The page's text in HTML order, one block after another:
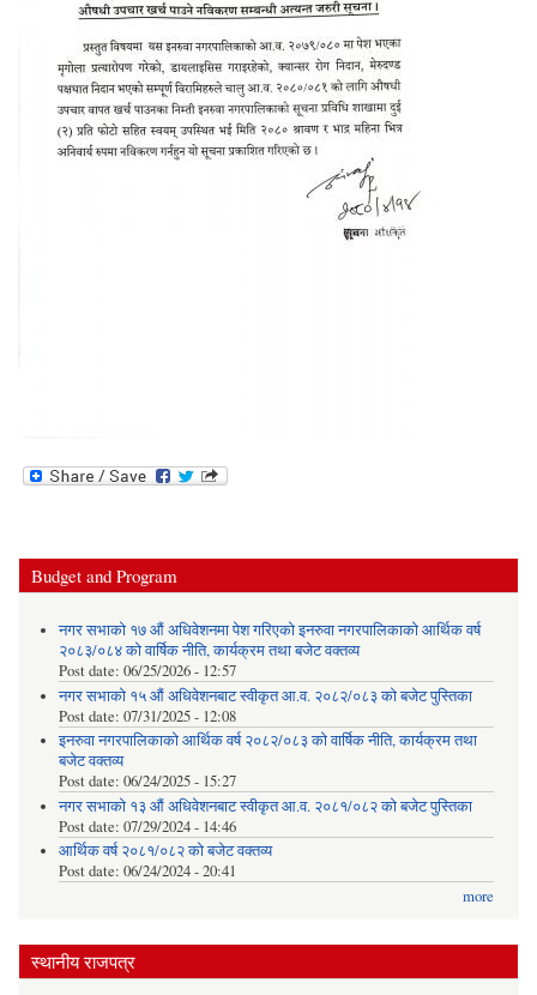
Budget and Program
नगर सभाको १७ औं अधिवेशनमा पेश गरिएको इनरुवा नगरपालिकाको आर्थिक वर्ष
२०८३/०८४ को वार्षिक नीति, कार्यक्रम तथा बजेट वक्तव्य
Post date: 06/25/2026 - 12:57
नगर सभाको १५ औं अधिवेशनबाट स्वीकृत आ.व. २०८२/०८३ को बजेट पुस्तिका
Post date: 07/31/2025 - 12:08
इनरुवा नगरपालिकाको आर्थिक वर्ष २०८२/०८३ को वार्षिक नीति, कार्यक्रम तथा
बजेट वक्तव्य
Post date: 06/24/2025 - 15:27
नगर सभाको १३ औं अधिवेशनबाट स्वीकृत आ.व. २०८१/०८२ को बजेट पुस्तिका
Post date: 07/29/2024 - 14:46
आर्थिक वर्ष २०८१/०८२ को बजेट वक्तव्य
Post date: 06/24/2024 - 20:41
more
स्थानीय राजपत्र